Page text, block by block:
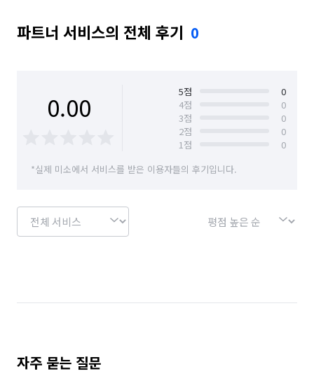
파트너 서비스의 전체 후기 0
0.00 5점
0
4점
0
3점
0
2점
0
1점
0
*실제 미소에서 서비스를 받은 이용자들의 후기입니다.
자주 묻는 질문